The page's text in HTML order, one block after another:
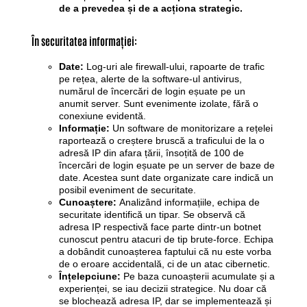
de a prevedea și de a acționa strategic.
În securitatea informației:
Date: Log-uri ale firewall-ului, rapoarte de trafic
pe rețea, alerte de la software-ul antivirus,
numărul de încercări de login eșuate pe un
anumit server. Sunt evenimente izolate, fără o
conexiune evidentă.
Informație: Un software de monitorizare a rețelei
raportează o creștere bruscă a traficului de la o
adresă IP din afara țării, însoțită de 100 de
încercări de login eșuate pe un server de baze de
date. Acestea sunt date organizate care indică un
posibil eveniment de securitate.
Cunoaștere: Analizând informațiile, echipa de
securitate identifică un tipar. Se observă că
adresa IP respectivă face parte dintr-un botnet
cunoscut pentru atacuri de tip brute-force. Echipa
a dobândit cunoașterea faptului că nu este vorba
de o eroare accidentală, ci de un atac cibernetic.
Înțelepciune: Pe baza cunoașterii acumulate și a
experienței, se iau decizii strategice. Nu doar că
se blochează adresa IP, dar se implementează și